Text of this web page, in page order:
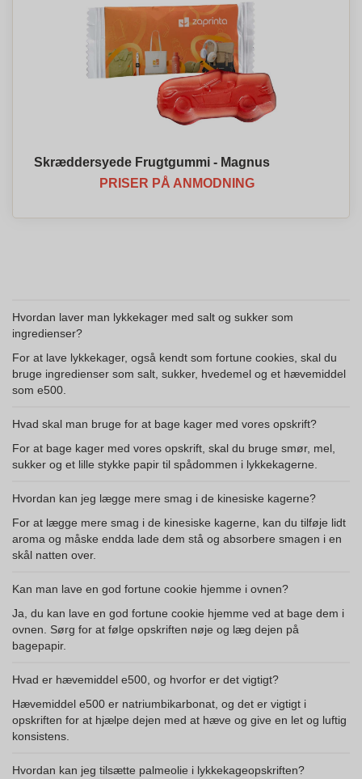
Skræddersyede Frugtgummi - Magnus
PRISER PÅ ANMODNING
Hvordan laver man lykkekager med salt og sukker som
ingredienser?
For at lave lykkekager, også kendt som fortune cookies, skal du
bruge ingredienser som salt, sukker, hvedemel og et hævemiddel
som e500.
Hvad skal man bruge for at bage kager med vores opskrift?
For at bage kager med vores opskrift, skal du bruge smør, mel,
sukker og et lille stykke papir til spådommen i lykkekagerne.
Hvordan kan jeg lægge mere smag i de kinesiske kagerne?
For at lægge mere smag i de kinesiske kagerne, kan du tilføje lidt
aroma og måske endda lade dem stå og absorbere smagen i en
skål natten over.
Kan man lave en god fortune cookie hjemme i ovnen?
Ja, du kan lave en god fortune cookie hjemme ved at bage dem i
ovnen. Sørg for at følge opskriften nøje og læg dejen på
bagepapir.
Hvad er hævemiddel e500, og hvorfor er det vigtigt?
Hævemiddel e500 er natriumbikarbonat, og det er vigtigt i
opskriften for at hjælpe dejen med at hæve og give en let og luftig
konsistens.
Hvordan kan jeg tilsætte palmeolie i lykkekageopskriften?